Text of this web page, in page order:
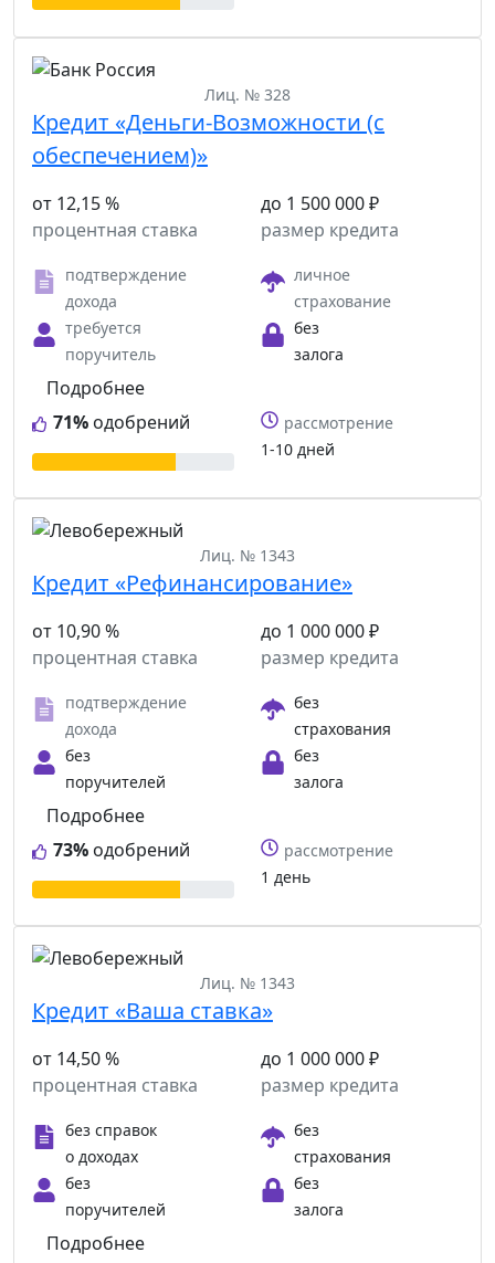
Лиц. № 328
Кредит «Деньги-Возможности (с
обеспечением)»
от 12,15 %
процентная ставка
до 1 500 000 ₽
размер кредита
подтверждение
дохода
личное
страхование
требуется
поручитель
без
залога
71% одобрений
Подробнее
рассмотрение
1-10 дней
Лиц. № 1343
Кредит «Рефинансирование»
от 10,90 %
процентная ставка
до 1 000 000 ₽
размер кредита
подтверждение
дохода
без
страхования
без
поручителей
без
залога
73% одобрений
Подробнее
рассмотрение
1 день
Лиц. № 1343
Кредит «Ваша ставка»
от 14,50 %
процентная ставка
до 1 000 000 ₽
размер кредита
без справок
о доходах
без
страхования
без
поручителей
без
залога
Подробнее